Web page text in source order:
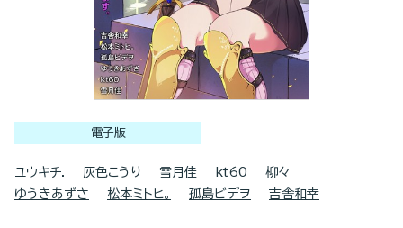
電子版
ユウキチ. 灰色こうり 雪月佳 kt60
柳々
ゆうきあずさ
松本ミトヒ。 孤島ビデヲ 吉舎和幸